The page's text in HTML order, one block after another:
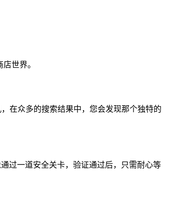
世界。
在众多的搜索结果中，您会发现那个独特的
过一道安全关卡，验证通过后，只需耐心等